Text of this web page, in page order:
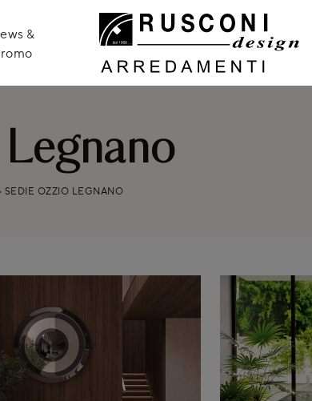
&
SEDIE OZZIO LEGNANO